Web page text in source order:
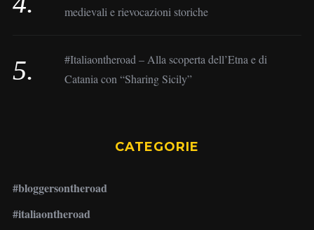
medievali e rievocazioni storiche
#Italiaontheroad – Alla scoperta dell’Etna e di
Catania con “Sharing Sicily”
CATEGORIE
#bloggersontheroad
#italiaontheroad